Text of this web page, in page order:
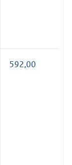
592,00